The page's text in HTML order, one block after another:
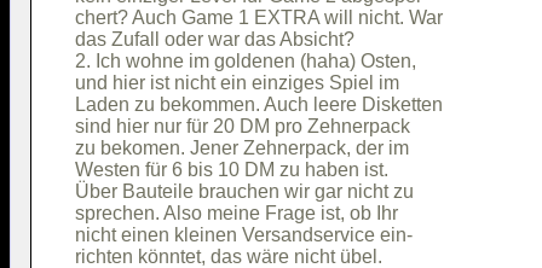
chert? Auch Game 1 EXTRA will nicht. War
das Zufall oder war das Absicht?
2. Ich wohne im goldenen (haha) Osten,
und hier ist nicht ein einziges Spiel im
Laden zu bekommen. Auch leere Disketten
sind hier nur für 20 DM pro Zehnerpack
zu bekomen. Jener Zehnerpack, der im
Westen für 6 bis 10 DM zu haben ist.
Über Bauteile brauchen wir gar nicht zu
sprechen. Also meine Frage ist, ob Ihr
nicht einen kleinen Versandservice ein-
richten könntet, das wäre nicht übel.